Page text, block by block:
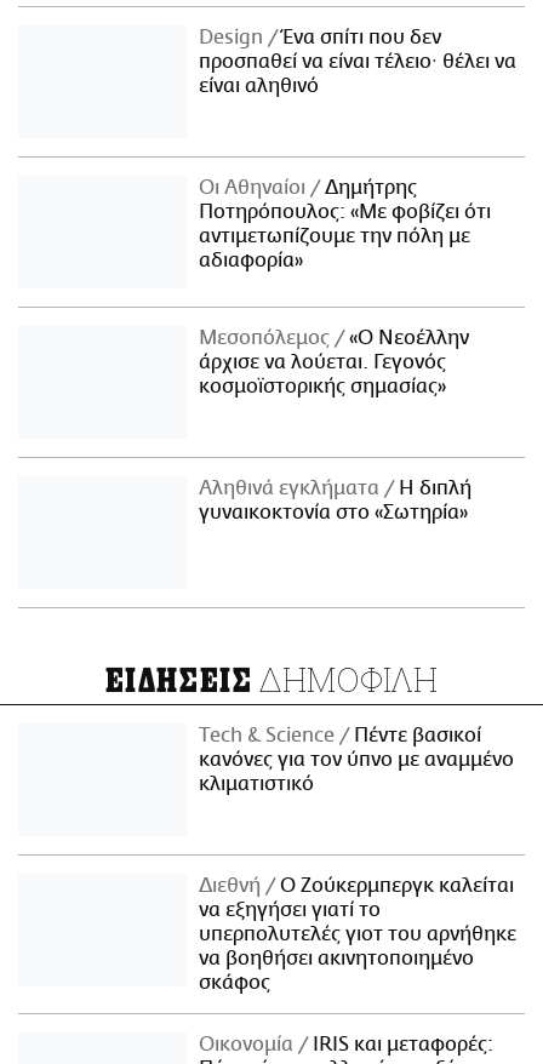
Design
Ένα σπίτι που δεν
προσπαθεί να είναι τέλειο· θέλει να
είναι αληθινό
Οι Αθηναίοι
Δημήτρης
Ποτηρόπουλος: «Με φοβίζει ότι
αντιμετωπίζουμε την πόλη με
αδιαφορία»
Μεσοπόλεμος
«Ο Νεοέλλην
άρχισε να λούεται. Γεγονός
κοσμοϊστορικής σημασίας»
Αληθινά εγκλήματα
Η διπλή
γυναικοκτονία στο «Σωτηρία»
ΕΙΔΗΣΕΙΣ ΔΗΜΟΦΙΛΗ
Τech & Science
Πέντε βασικοί
κανόνες για τον ύπνο με αναμμένο
κλιματιστικό
Διεθνή
Ο Ζούκερμπεργκ καλείται
να εξηγήσει γιατί το
υπερπολυτελές γιοτ του αρνήθηκε
να βοηθήσει ακινητοποιημένο
σκάφος
Οικονομία
IRIS και μεταφορές: